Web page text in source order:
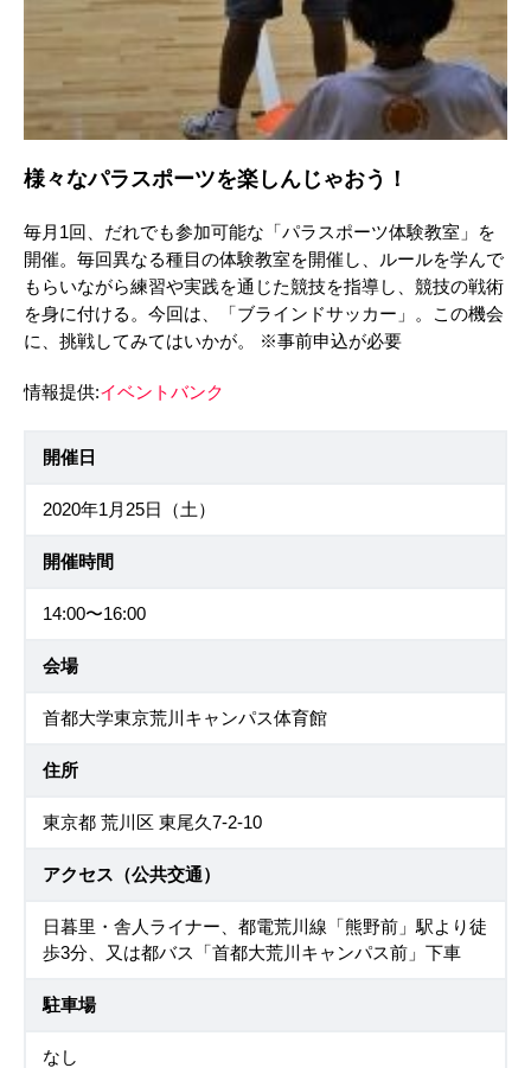
様々なパラスポーツを楽しんじゃおう！
毎月1回、だれでも参加可能な「パラスポーツ体験教室」を
開催。毎回異なる種目の体験教室を開催し、ルールを学んで
もらいながら練習や実践を通じた競技を指導し、競技の戦術
を身に付ける。今回は、「ブラインドサッカー」。この機会
に、挑戦してみてはいかが。 ※事前申込が必要
情報提供:イベントバンク
開催日
2020年1月25日（土）
開催時間
14:00〜16:00
会場
首都大学東京荒川キャンパス体育館
住所
東京都 荒川区 東尾久7-2-10
アクセス（公共交通）
日暮里・舎人ライナー、都電荒川線「熊野前」駅より徒
歩3分、又は都バス「首都大荒川キャンパス前」下車
駐車場
なし